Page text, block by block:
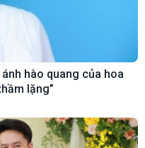
hào quang của hoa
lặng”